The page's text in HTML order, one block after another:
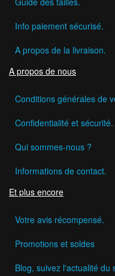
Info paiement sécurisé.
A propos de la livraison.
A propos de nous
Conditions générales de
Confidentialité et sécurité.
Qui sommes-nous ?
Informations de contact.
Et plus encore
Votre avis récompensé.
Promotions et soldes
Blog, suivez l'actualité du